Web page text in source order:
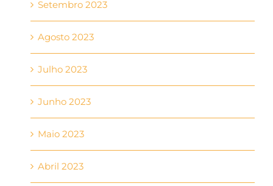
Setembro 2023
Agosto 2023
Julho 2023
Junho 2023
Maio 2023
Abril 2023